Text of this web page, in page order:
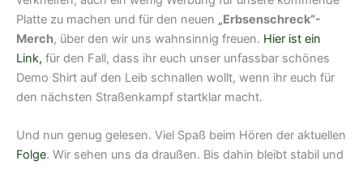
Platte zu machen und für den neuen „Erbsenschreck“-
Merch, über den wir uns wahnsinnig freuen. Hier ist ein
Link, für den Fall, dass ihr euch unser unfassbar schönes
Demo Shirt auf den Leib schnallen wollt, wenn ihr euch für
den nächsten Straßenkampf startklar macht.
Und nun genug gelesen. Viel Spaß beim Hören der aktuellen
Folge. Wir sehen uns da draußen. Bis dahin bleibt stabil und